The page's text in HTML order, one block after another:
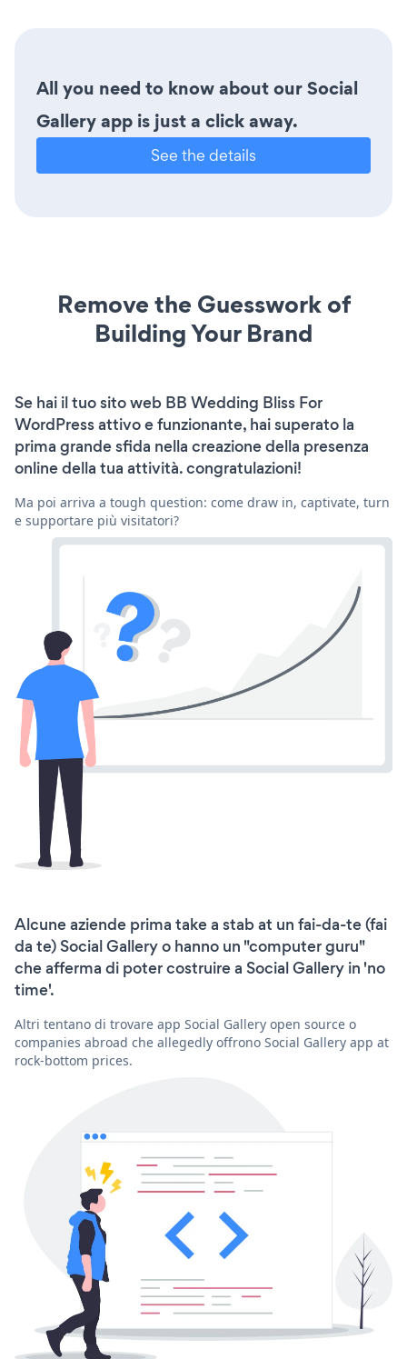
All you need to know about our Social
Gallery app is just a click away.
See the details
Remove the Guesswork of
Building Your Brand
Se hai il tuo sito web BB Wedding Bliss For
WordPress attivo e funzionante, hai superato la
prima grande sfida nella creazione della presenza
online della tua attività. congratulazioni!
Ma poi arriva a tough question: come draw in, captivate, turn
e supportare più visitatori?
Alcune aziende prima take a stab at un fai-da-te (fai
da te) Social Gallery o hanno un "computer guru"
che afferma di poter costruire a Social Gallery in 'no
time'.
Altri tentano di trovare app Social Gallery open source o
companies abroad che allegedly offrono Social Gallery app at
rock-bottom prices.